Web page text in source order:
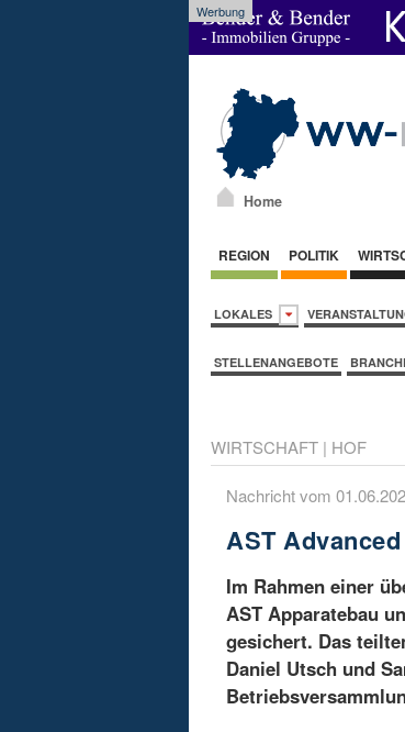
Werbung
Home
REGION POLITIK
LOKALES
STELLENANGEBOTE
WIRTSCHAFT | HOF
Nachricht vom
AST
Im Rahmen einer
AST Apparatebau
gesichert. Das
Daniel Utsch und